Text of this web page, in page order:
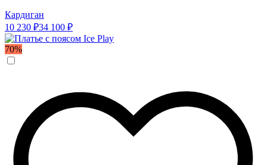
Кардиган
10 230 ₽34 100 ₽
70%